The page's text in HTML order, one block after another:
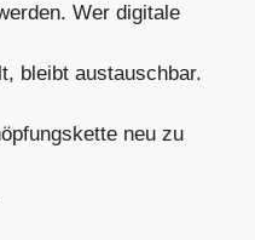
Wer digitale
bleibt austauschbar.
neu zu